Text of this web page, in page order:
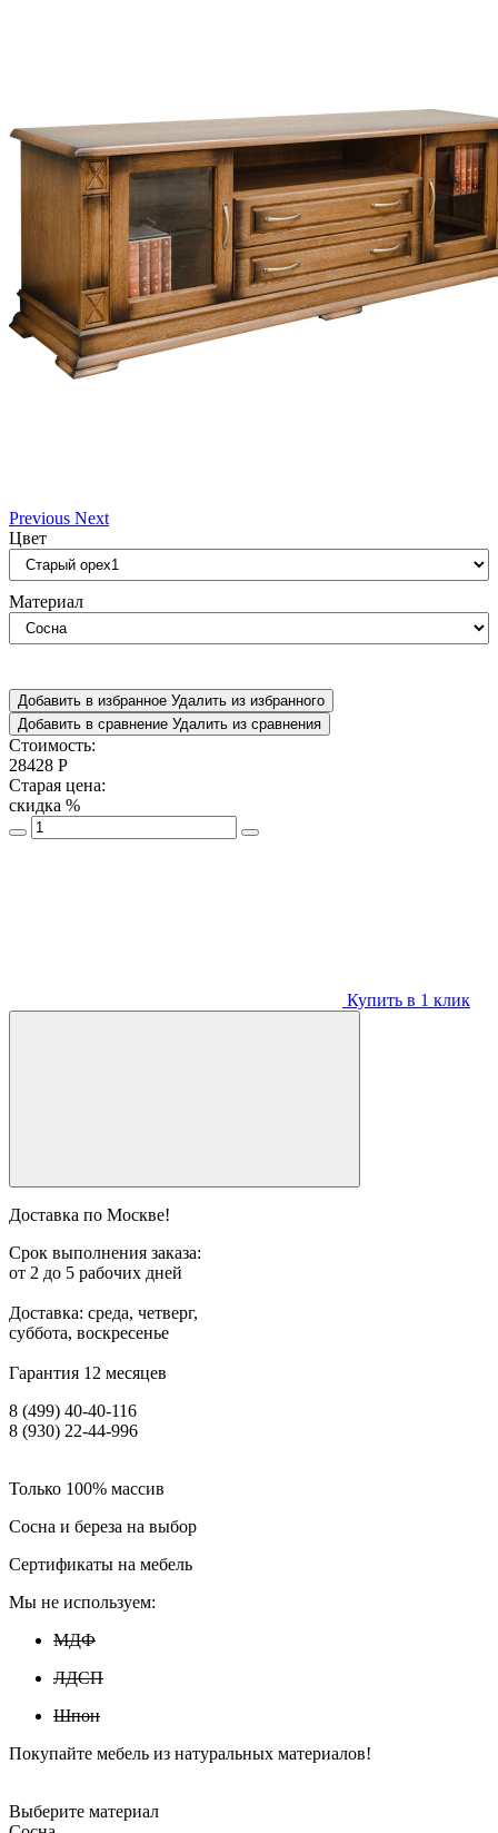
Previous Next
Цвет
Материал
Добавить в избранное Удалить из избранного
Добавить в сравнение Удалить из сравнения
Стоимость:
28428 Р
Старая цена:
скидка %
Купить в 1 клик
Доставка по Москве!
Срок выполнения заказа:
от 2 до 5 рабочих дней
Доставка: среда, четверг,
суббота, воскресенье
Гарантия 12 месяцев
8 (499) 40-40-116
8 (930) 22-44-996
Только 100% массив
Сосна и береза на выбор
Сертификаты на мебель
Мы не используем:
МДФ
ЛДСП
Шпон
Покупайте мебель из натуральных материалов!
Выберите материал